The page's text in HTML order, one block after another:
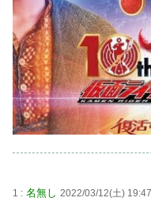
1 : 名無し 2022/03/12(土)